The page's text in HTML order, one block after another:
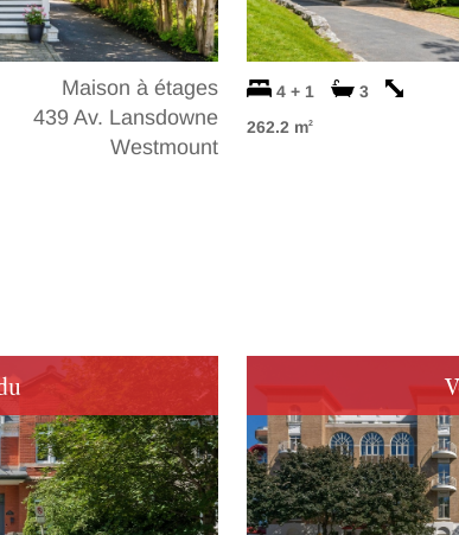
Maison à étages
439 Av. Lansdowne
Westmount
4 + 1
3
262.2 m2